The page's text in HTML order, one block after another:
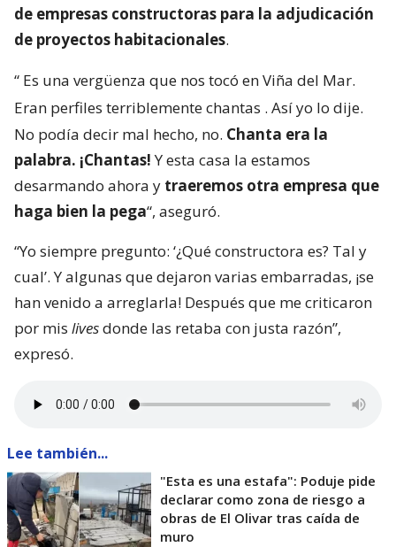
de empresas constructoras para la adjudicación
de proyectos habitacionales.
“ Es una vergüenza que nos tocó en Viña del Mar.
Eran perfiles terriblemente chantas . Así yo lo dije.
No podía decir mal hecho, no. Chanta era la
palabra. ¡Chantas!Y esta casa la estamos
desarmando ahora y traeremos otra empresa que
haga bien la pega“, aseguró.
“Yo siempre pregunto: ‘¿Qué constructora es? Tal y
cual’. Y algunas que dejaron varias embarradas, ¡se
han venido a arreglarla! Después que me criticaron
por mis livesdonde las retaba con justa razón”,
expresó.
Lee también...
"Esta es una estafa": Poduje pide
declarar como zona de riesgo a
obras de El Olivar tras caída de
muro